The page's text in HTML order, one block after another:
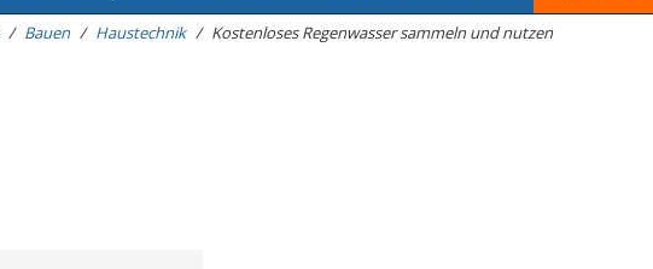
Bauen Haustechnik Kostenloses Regenwasser sammeln und nutzen